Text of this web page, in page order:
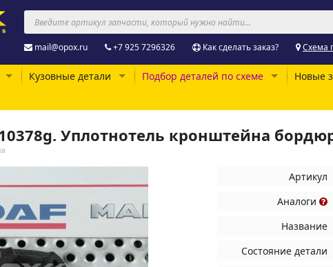
mail@opox.ru +7 925 7296326 Как сделать заказ? Схема
Кузовные детали Подбор деталей по схеме Новые
Уплотнотель кронштейна
Артикул
Аналоги
Название
Состояние детали